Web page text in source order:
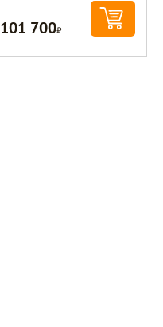
101 700Р